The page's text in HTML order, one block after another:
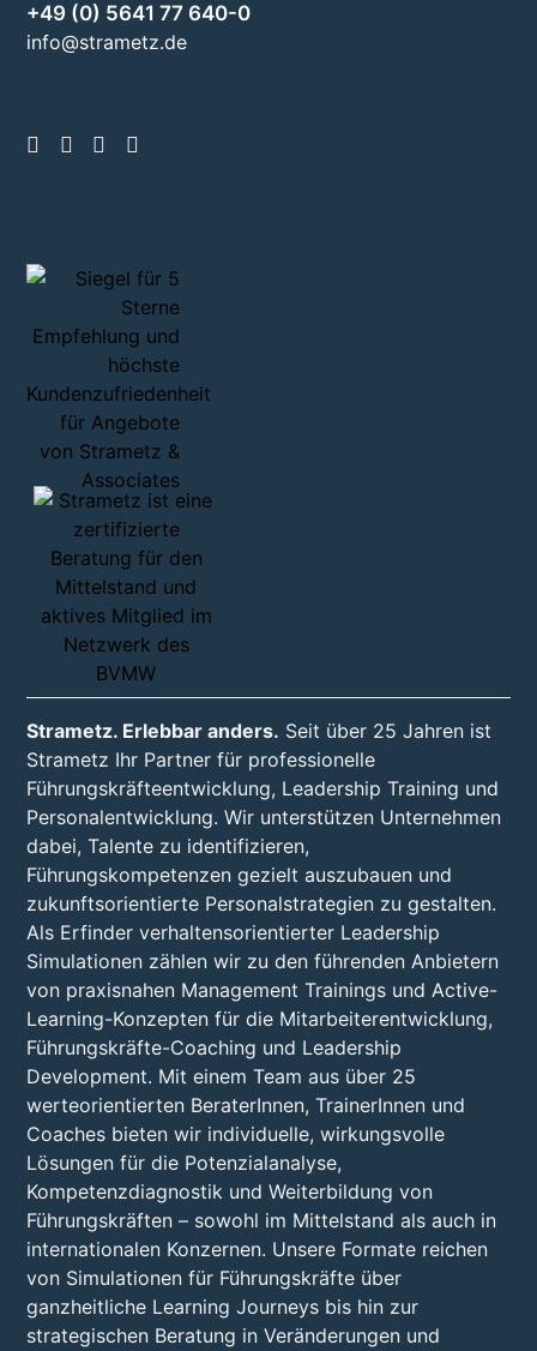
+49 (0) 5641 77 640-0
info@strametz.de
Strametz. Erlebbar anders. Seit über 25 Jahren ist
Strametz Ihr Partner für professionelle
Führungskräfteentwicklung, Leadership Training und
Personalentwicklung. Wir unterstützen Unternehmen
dabei, Talente zu identifizieren,
Führungskompetenzen gezielt auszubauen und
zukunftsorientierte Personalstrategien zu gestalten.
Als Erfinder verhaltensorientierter Leadership
Simulationen zählen wir zu den führenden Anbietern
von praxisnahen Management Trainings und Active-
Learning-Konzepten für die Mitarbeiterentwicklung,
Führungskräfte-Coaching und Leadership
Development. Mit einem Team aus über 25
werteorientierten BeraterInnen, TrainerInnen und
Coaches bieten wir individuelle, wirkungsvolle
Lösungen für die Potenzialanalyse,
Kompetenzdiagnostik und Weiterbildung von
Führungskräften – sowohl im Mittelstand als auch in
internationalen Konzernen. Unsere Formate reichen
von Simulationen für Führungskräfte über
ganzheitliche Learning Journeys bis hin zur
strategischen Beratung in Veränderungen und